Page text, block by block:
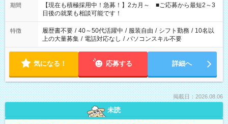
たくない」 など、ご希望を教えてくださいね。 ※Wワーク希望
の方へ 今ご覧のお仕事で希望する勤務時間と、もう1つのお仕事
の勤務時間。 合計で週40時間を超える場合は応募できません。
期間
【現在も積極採用中！急募！】2カ月～ ■ご応募から最短2～3
日後の就業も相談可能です！
特徴 履歴書不要 / 40～50代活躍中 / 服装自由 / シフト勤務 / 10名以
上の大量募集 / 電話対応なし / パソコンスキル不要
気になる！ 応募する 詳細へ
掲載日：2026.08.06
未読